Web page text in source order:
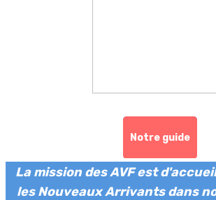
Notre guide
La mission des AVF est
les Nouveaux Arrivants dans